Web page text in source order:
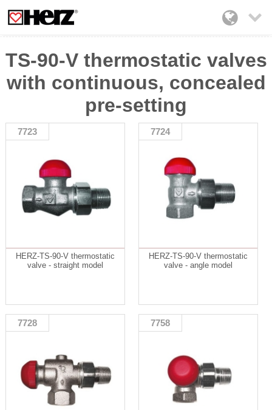

TS-90-V thermostatic valves
with continuous, concealed
pre-setting
7723
HERZ-TS-90-V thermostatic
valve - straight model
7724
HERZ-TS-90-V thermostatic
valve - angle model
7728 7758